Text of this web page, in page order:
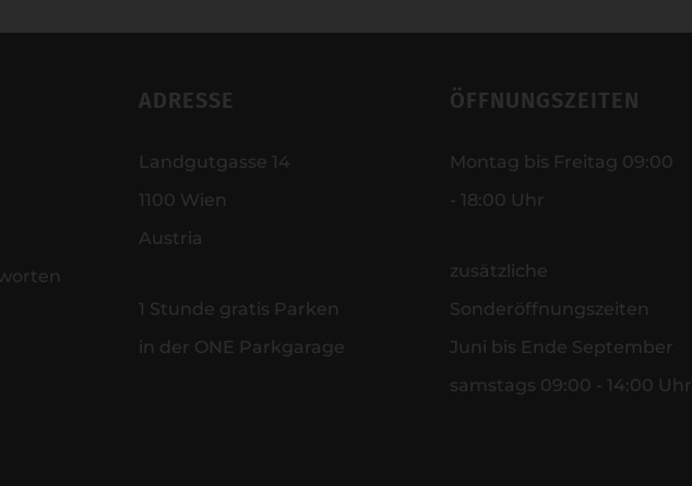
ADRESSE
Landgutgasse 14
1100 Wien
Austria
1 Stunde gratis Parken
in der ONE Parkgarage
ÖFFNUNGSZEITEN
Montag bis Freitag 09:00
- 18:00 Uhr
zusätzliche
Sonderöffnungszeiten
Juni bis Ende September
samstags 09:00 - 14:00 Uhr